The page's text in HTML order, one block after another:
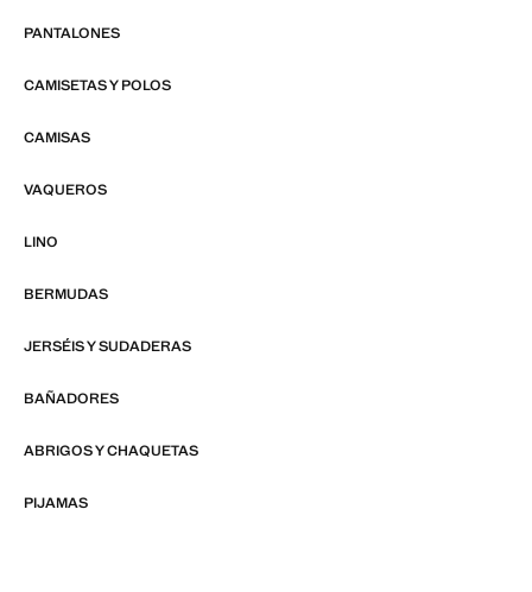
PANTALONES
CAMISETAS Y POLOS
CAMISAS
VAQUEROS
LINO
BERMUDAS
JERSÉIS Y SUDADERAS
BAÑADORES
ABRIGOS Y CHAQUETAS
PIJAMAS